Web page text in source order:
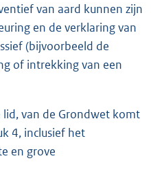
van aard kunnen zijn
en de verklaring van
(bijvoorbeeld de
of intrekking van een
van de Grondwet komt
4, inclusief het
en grove